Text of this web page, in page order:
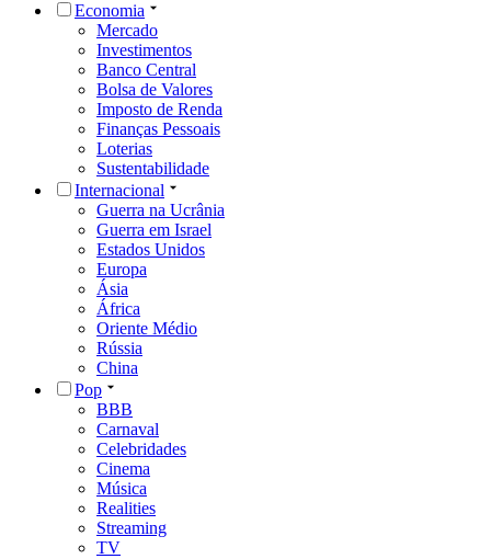
Economia
Mercado
Investimentos
Banco Central
Bolsa de Valores
Imposto de Renda
Finanças Pessoais
Loterias
Sustentabilidade
Internacional
Guerra na Ucrânia
Guerra em Israel
Estados Unidos
Europa
Ásia
África
Oriente Médio
Rússia
China
Pop
BBB
Carnaval
Celebridades
Cinema
Música
Realities
Streaming
TV